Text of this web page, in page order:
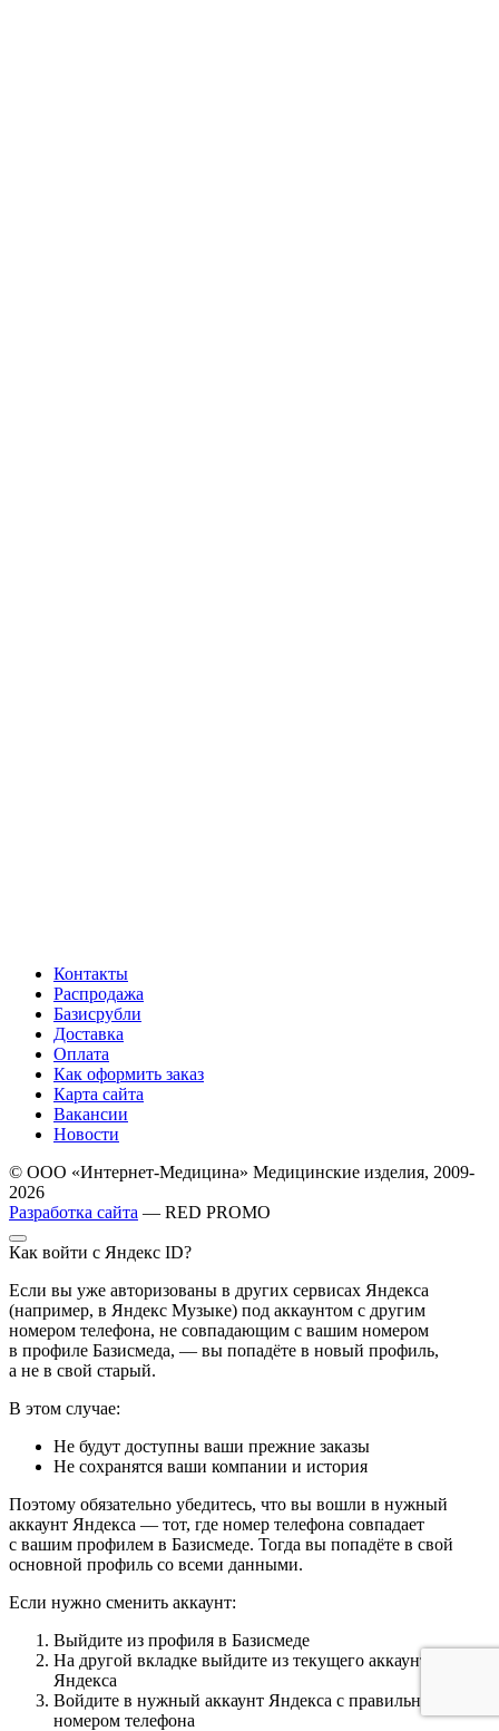
Контакты
Распродажа
Базисрубли
Доставка
Оплата
Как оформить заказ
Карта сайта
Вакансии
Новости
© ООО «Интернет-Медицина» Медицинские изделия, 2009-
2026
Разработка сайта — RED PROMO
Как войти с Яндекс ID?
Если вы уже авторизованы в других сервисах Яндекса
(например, в Яндекс Музыке) под аккаунтом с другим
номером телефона, не совпадающим с вашим номером
в профиле Базисмеда, — вы попадёте в новый профиль,
а не в свой старый.
В этом случае:
Не будут доступны ваши прежние заказы
Не сохранятся ваши компании и история
Поэтому обязательно убедитесь, что вы вошли в нужный
аккаунт Яндекса — тот, где номер телефона совпадает
с вашим профилем в Базисмеде. Тогда вы попадёте в свой
основной профиль со всеми данными.
Если нужно сменить аккаунт:
Выйдите из профиля в Базисмеде
На другой вкладке выйдите из текущего аккаунта
Яндекса
Войдите в нужный аккаунт Яндекса с правильным
номером телефона